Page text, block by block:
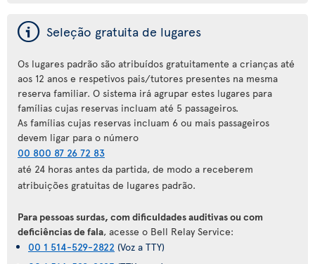
ý Seleção gratuita de lugares
Os lugares padrão são atribuídos gratuitamente a crianças até
aos 12 anos e respetivos pais/tutores presentes na mesma
reserva familiar. O sistema irá agrupar estes lugares para
famílias cujas reservas incluam até 5 passageiros.
As famílias cujas reservas incluam 6 ou mais passageiros
devem ligar para o número
00 800 87 26 72 83
até 24 horas antes da partida, de modo a receberem
atribuições gratuitas de lugares padrão.
Para pessoas surdas, com dificuldades auditivas ou com
deficiências de fala, acesse o Bell Relay Service:
00 1 514-529-2822 (Voz a TTY)